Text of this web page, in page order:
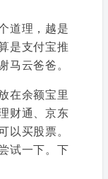
道理，越是
是支付宝推
马云爸爸。
在余额宝里
财通、京东
以买股票。
试一下。下